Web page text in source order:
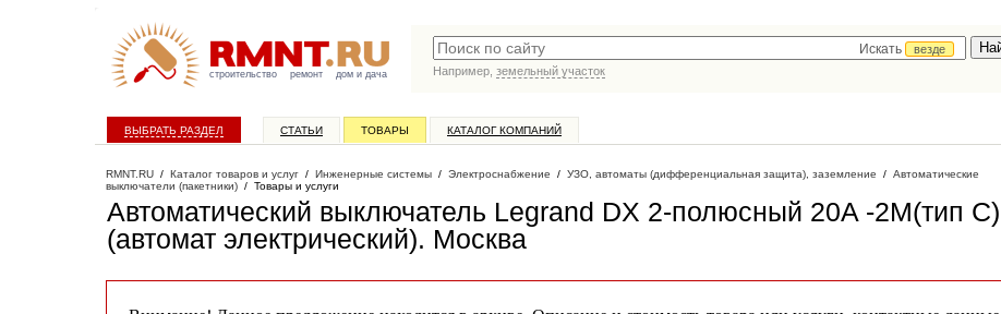
строительство ремонт дом и дача
Искать
везде
Например, земельный участок
ВЫБРАТЬ РАЗДЕЛ СТАТЬИ ТОВАРЫ КАТАЛОГ КОМПАНИЙ
RMNT.RU / Каталог товаров и услуг / Инженерные системы / Электроснабжение / УЗО, автоматы (дифференциальная защита), заземление / Автоматические
выключатели (пакетники) / Товары и услуги
Автоматический выключатель Legrand DX 2-полюсный 20A -2М(тип С)
(автомат электрический). Москва